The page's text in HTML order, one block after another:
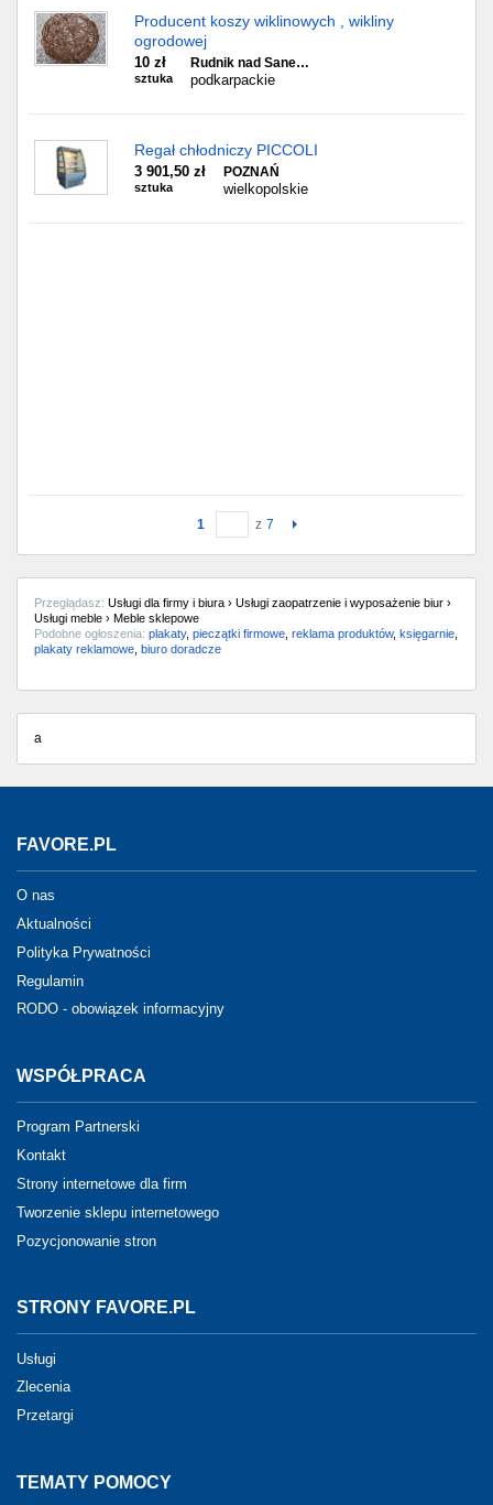
Producent koszy wiklinowych , wikliny
ogrodowej
10 zł
sztuka
Rudnik nad Sane…
podkarpackie
Regał chłodniczy PICCOLI
3 901,50 zł
sztuka
POZNAŃ
wielkopolskie
1 z 7
Przeglądasz: Usługi dla firmy i biura › Usługi zaopatrzenie i wyposażenie biur ›
Usługi meble › Meble sklepowe
Podobne ogłoszenia: plakaty, pieczątki firmowe reklama produktów, księgarnie
plakaty reklamowe biuro doradcze
a
FAVORE.PL
O nas
Aktualności
Polityka Prywatności
Regulamin
RODO - obowiązek informacyjny
WSPÓŁPRACA
Program Partnerski
Kontakt
Strony internetowe dla firm
Tworzenie sklepu internetowego
Pozycjonowanie stron
STRONY FAVORE.PL
Usługi
Zlecenia
Przetargi
TEMATY POMOCY